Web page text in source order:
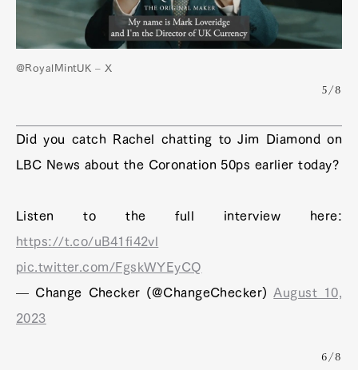
@RoyalMintUK – X
5/8
Did you catch Rachel chatting to Jim Diamond on
LBC News about the Coronation 50ps earlier today?
Listen to the full interview here:
https://t.co/uB41fi42vl
pic.twitter.com/FgskWYEyCQ
— Change Checker (@ChangeChecker) August 10,
2023
6/8